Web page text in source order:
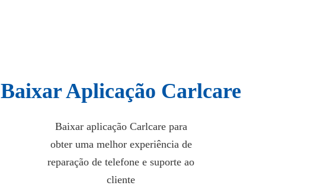
Baixar Aplicação Carlcare
Baixar aplicação Carlcare para
obter uma melhor experiência de
reparação de telefone e suporte ao
cliente